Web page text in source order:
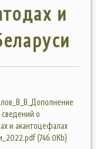
и
о
и акантоцефалах
(746.0Kb)